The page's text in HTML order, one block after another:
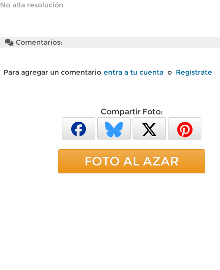
No alta resolución
Comentarios:
Para agregar un comentario entra a tu cuenta o Regístrate
Compartir Foto:
FOTO AL AZAR